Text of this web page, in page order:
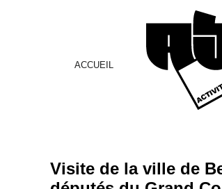
ACCUEIL
Visite de la ville de